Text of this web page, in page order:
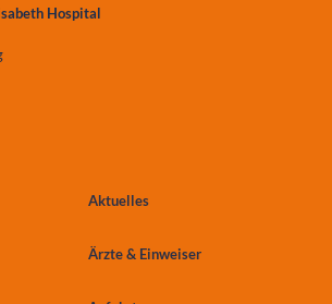
Hospital
Aktuelles
Ärzte & Einweiser